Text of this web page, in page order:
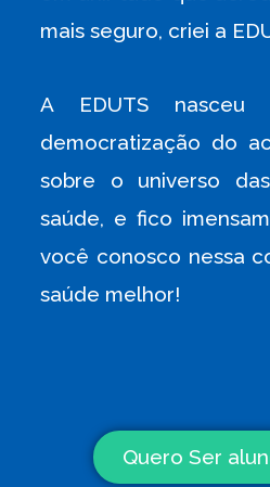
mais seguro, criei a
A EDUTS nasceu
democratização do
sobre o universo
saúde, e fico
você conosco nessa
saúde melhor!
Quero Ser